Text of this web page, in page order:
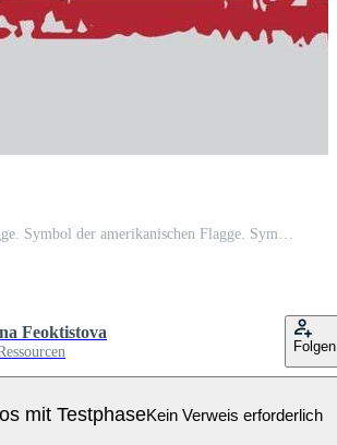
Feoktistova
Folgen
mit TestphaseKein Verweis erforderlich